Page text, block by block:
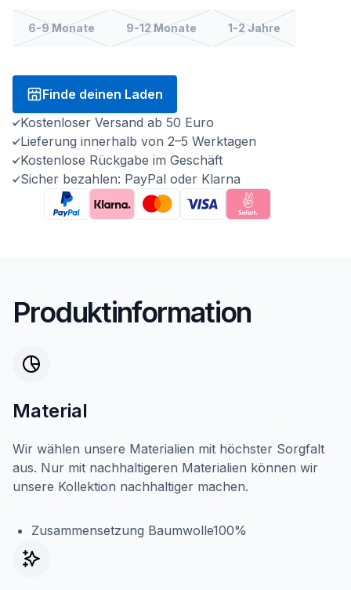
6-9 Monate 9-12 Monate 1-2 Jahre
Finde deinen Laden
Kostenloser Versand ab 50 Euro
Lieferung innerhalb von 2–5 Werktagen
Kostenlose Rückgabe im Geschäft
Sicher bezahlen: PayPal oder Klarna
Produktinformation
Material
Wir wählen unsere Materialien mit höchster Sorgfalt
aus. Nur mit nachhaltigeren Materialien können wir
unsere Kollektion nachhaltiger machen.
Zusammensetzung Baumwolle100%